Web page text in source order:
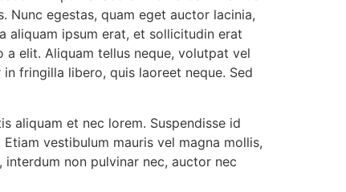
Nunc egestas, quam eget auctor lacinia,
aliquam ipsum erat, et sollicitudin erat
elit. Aliquam tellus neque, volutpat vel
fringilla libero, quis laoreet neque. Sed
aliquam et nec lorem. Suspendisse id
vestibulum mauris vel magna mollis,
non pulvinar nec, auctor nec